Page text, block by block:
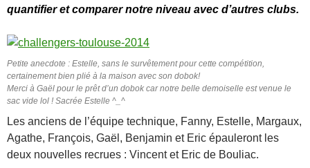
quantifier et comparer notre niveau avec d’autres clubs.
Petite anecdote : Estelle, sans le survêtement pour cette compétition,
certainement bien plié à la maison avec son dobok!
Merci à Gaël pour le prêt d’un dobok car notre belle demoiselle est venue le
sac vide lol ! Sacrée Estelle ^_^
Les anciens de l’équipe technique, Fanny, Estelle, Margaux,
Agathe, François, Gaël, Benjamin et Eric épauleront les
deux nouvelles recrues : Vincent et Eric de Bouliac.